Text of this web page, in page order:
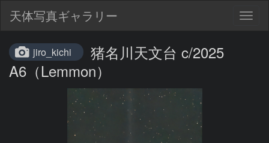
天体写真ギャラリー
jiro_kichi
猪名川天文台 c/2025
A6（Lemmon）